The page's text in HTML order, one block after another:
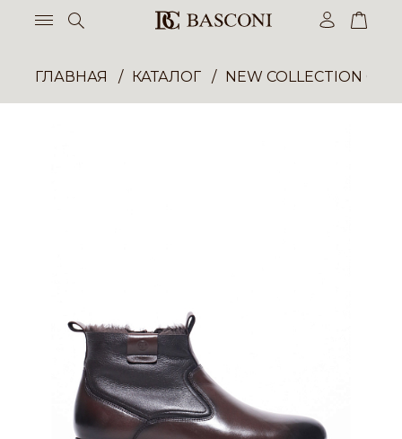
ГЛАВНАЯ КАТАЛОГ NEW COLLECTION